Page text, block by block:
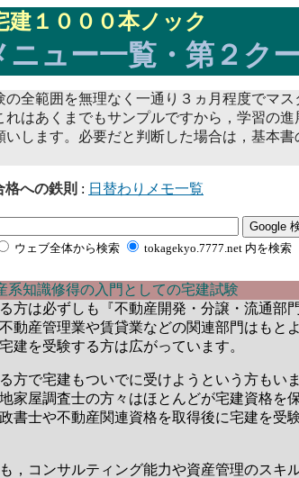
建１０００本ノック
ニュー一覧・第２ク
の全範囲を無理なく一通り３ヵ月程度でマス
れはあくまでもサンプルですから，学習の進
いします。必要だと判断した場合は，基本書
格への鉄則 : 日替わりメモ一覧
ウェブ全体から検索 tokagekyo.7777.net 内を検索
系知識修得の入門としての宅建試験
方は必ずしも『不動産開発・分譲・流通部
動産管理業や賃貸業などの関連部門はもと
建を受験する方は広がっています。
方で宅建もついでに受けようという方もい
家屋調査士の方々はほとんどが宅建資格を
書士や不動産関連資格を取得後に宅建を受
，コンサルティング能力や資産管理のスキ